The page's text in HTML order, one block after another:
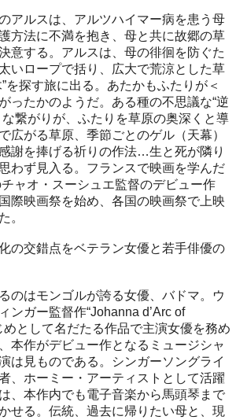
アルスは、アルツハイマー病を患う母
方法に不満を抱き、母と共に故郷の草
意する。アルスは、母の徘徊を防ぐた
いロープで括り、広大で荒涼とした草
を探す旅に出る。あたかもふたりが＜
ったかのようだ。ある種の不思議な“逆
な繋がりが、ふたりを草原の奥深くと導
広がる草原、季節ごとのゲル（天幕）
謝を捧げる祈りの作法…生と死が隣り
わず見入る。フランスで映画を学んだ
ャオ・スーシュエ監督のデビュー作
際映画祭を始め、各国の映画祭で上映
。
の交錯点をベテラン女優と若手俳優の
のはモンゴルが誇る女優、バドマ。ウ
ンガー監督作“Johanna d’Arc of
めとして名だたる作品で主演女優を務め
本作がデビュー作となるミュージシャ
は見ものである。シンガーソングライ
、ホーミー・アーティストとして活躍
、本作内でも電子音楽から馬頭琴まで
せる。伝統、過去に帰りたい母と、現